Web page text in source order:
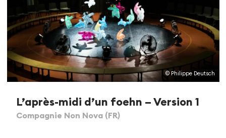
© Philippe Deutsch
L’après-midi d’un foehn – Version 1
Compagnie Non Nova (FR)